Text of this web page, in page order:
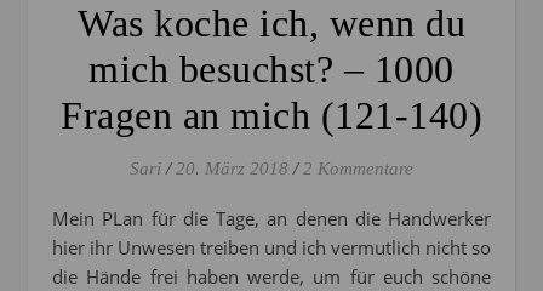
Was koche ich, wenn du
mich besuchst? – 1000
Fragen an mich (121-140)
Sari / 20. März 2018 / 2 Kommentare
Mein PLan für die Tage, an denen die Handwerker
hier ihr Unwesen treiben und ich vermutlich nicht so
die Hände frei haben werde, um für euch schöne